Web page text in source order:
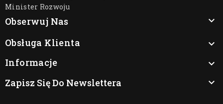
Minister Rozwoju
Obserwuj Nas

Obsługa Klienta

Informacje

Zapisz Się Do Newslettera
